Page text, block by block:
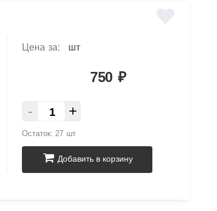
Цена за: шт
750 ₽
- +
Остаток: 27 шт
Добавить в корзину